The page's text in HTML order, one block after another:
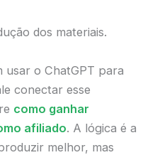
dos materiais.
usar o ChatGPT para
conectar esse
como ganhar
afiliado. A lógica é a
melhor, mas